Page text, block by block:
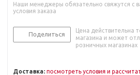
Наши менеджеры обязательно свяжутся с
условия заказа
Поделиться
Цена действительна
магазина и может
розничных магазинах
Доставка: посмотреть условия и